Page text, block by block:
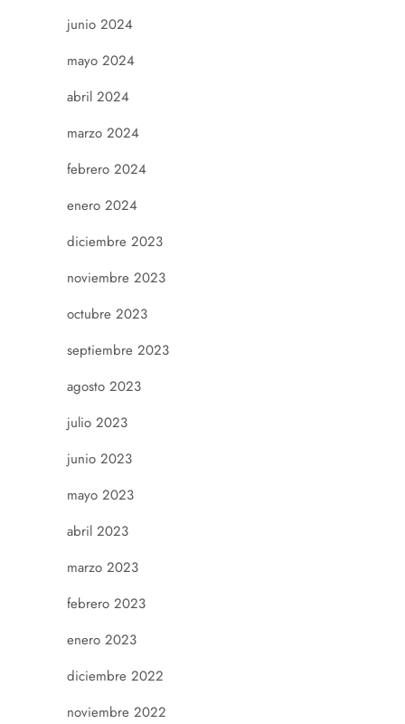
junio 2024
mayo 2024
abril 2024
marzo 2024
febrero 2024
enero 2024
diciembre 2023
noviembre 2023
octubre 2023
septiembre 2023
agosto 2023
julio 2023
junio 2023
mayo 2023
abril 2023
marzo 2023
febrero 2023
enero 2023
diciembre 2022
noviembre 2022